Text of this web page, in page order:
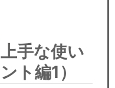
手な使い
ト編1）